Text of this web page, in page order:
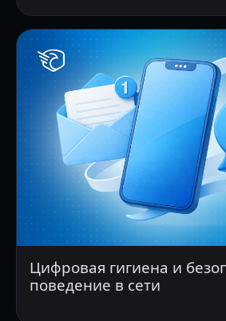
Цифровая гигиена и
поведение в сети